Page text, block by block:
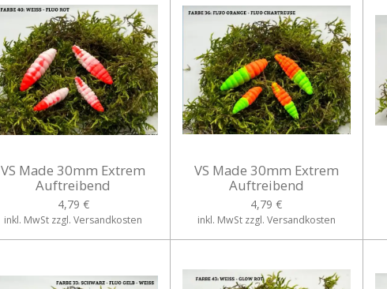
VS Made 30mm Extrem
Auftreibend
4,79 €
inkl. MwSt zzgl. Versandkosten
VS Made 30mm Extrem
Auftreibend
4,79 €
inkl. MwSt zzgl. Versandkosten